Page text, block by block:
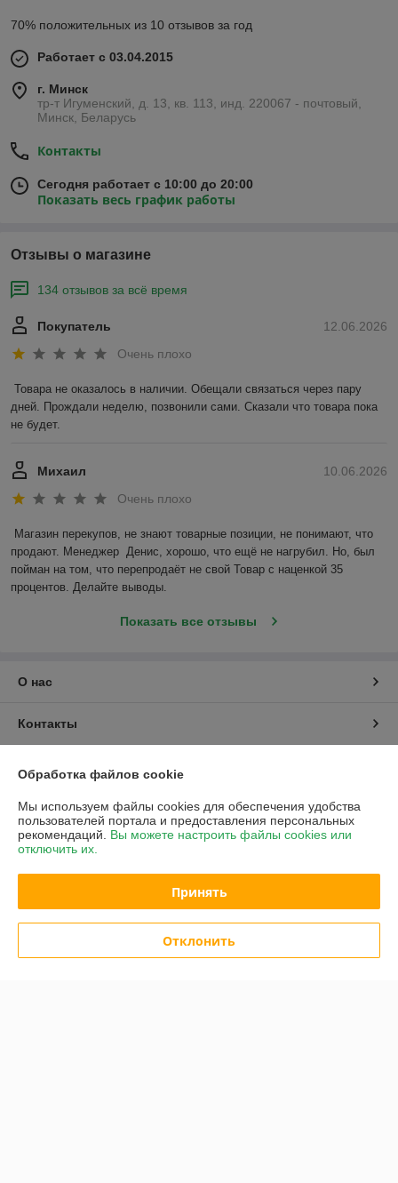
70% положительных из 10 отзывов за год
Работает с 03.04.2015
г. Минск
тр-т Игуменский, д. 13, кв. 113, инд. 220067 - почтовый,
Минск, Беларусь
Контакты
Сегодня работает с 10:00 до 20:00
Показать весь график работы
Отзывы о магазине
134 отзывов за всё время
12.06.2026
Покупатель
Очень плохо
Товара не оказалось в наличии. Обещали связаться через пару
дней. Прождали неделю, позвонили сами. Сказали что товара пока
не будет.
10.06.2026
Михаил
Очень плохо
Магазин перекупов, не знают товарные позиции, не понимают, что
продают. Менеджер  Денис, хорошо, что ещё не нагрубил. Но, был
пойман на том, что перепродаёт не свой Товар с наценкой 35
процентов. Делайте выводы.
Показать все отзывы
О нас
Контакты
График работы
Полная версия сайта
Политика обработки cookies
Обработка файлов cookie
Мы используем файлы cookies для обеспечения удобства
пользователей портала и предоставления персональных
рекомендаций. Вы можете настроить файлы cookies или
отключить их.
Принять
Отклонить